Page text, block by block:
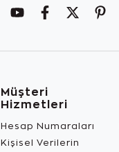
Müşteri
Hizmetleri
Hesap Numaraları
Kişisel Verilerin